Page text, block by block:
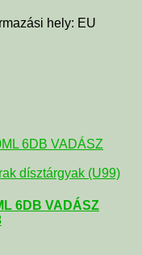
hely: EU
dísztárgyak (U99)
6DB VADÁSZ